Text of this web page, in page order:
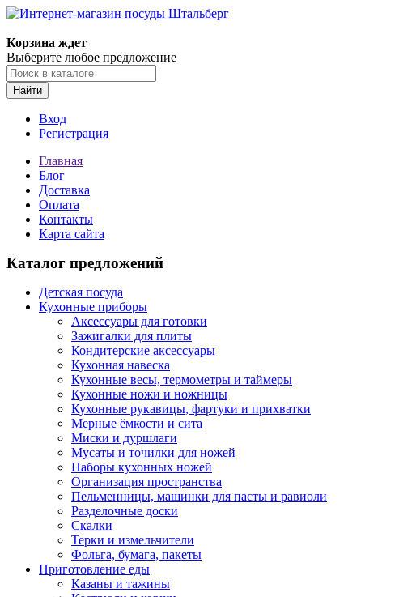
Корзина ждет
Выберите любое предложение
Найти
Вход
Регистрация
Главная
Блог
Доставка
Оплата
Контакты
Карта сайта
Каталог предложений
Детская посуда
Кухонные приборы
Аксессуары для готовки
Зажигалки для плиты
Кондитерские аксессуары
Кухонная навеска
Кухонные весы, термометры и таймеры
Кухонные ножи и ножницы
Кухонные рукавицы, фартуки и прихватки
Мерные ёмкости и сита
Миски и дуршлаги
Мусаты и точилки для ножей
Наборы кухонных ножей
Организация пространства
Пельменницы, машинки для пасты и равиоли
Разделочные доски
Скалки
Терки и измельчители
Фольга, бумага, пакеты
Приготовление еды
Казаны и тажины